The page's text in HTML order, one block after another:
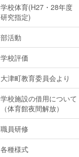
学校体育(H27・28年度
研究指定)
部活動
学校評価
大津町教育委員会より
学校施設の借用について
（体育館夜間解放）
職員研修
各種様式